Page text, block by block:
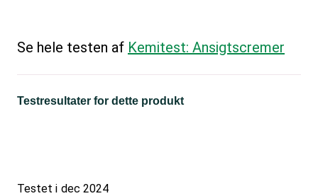
Se hele testen af Kemitest: Ansigtscremer
Testresultater for dette produkt
Testet i dec 2024